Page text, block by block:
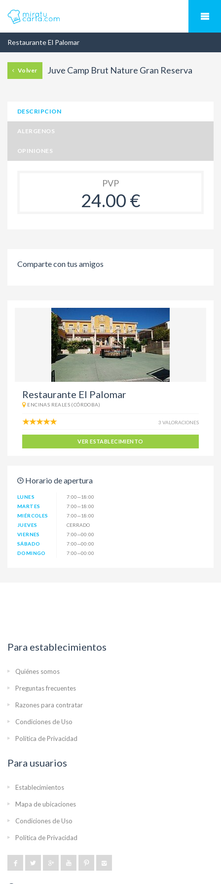
Restaurante El Palomar
Volver Juve Camp Brut Nature Gran Reserva
DESCRIPCION
ALERGENOS
OPINIONES
PVP
24.00 €
Comparte con tus amigos
Restaurante El Palomar
ENCINAS REALES (CÓRDOBA)
3 VALORACIONES
VER ESTABLECIMIENTO
Horario de apertura
LUNES
7:00—18:00
MARTES
7:00—18:00
MIÉRCOLES
7:00—18:00
JUEVES
CERRADO
VIERNES
7:00—00:00
SÁBADO
7:00—00:00
DOMINGO
7:00—00:00
Para establecimientos
Quiénes somos
Preguntas frecuentes
Razones para contratar
Condiciones de Uso
Política de Privacidad
Para usuarios
Establecimientos
Mapa de ubicaciones
Condiciones de Uso
Política de Privacidad